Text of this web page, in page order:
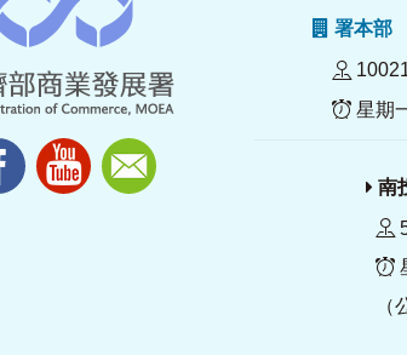
署本
星期
南
（